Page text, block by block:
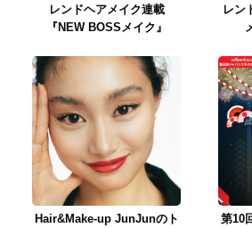
レンドヘアメイク連載
『NEW BOSSメイク』
レン
Hair&Make-up JunJunのト
第10